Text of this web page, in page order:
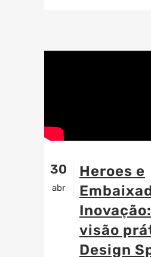
30
abr
Heroes e
visão
Design